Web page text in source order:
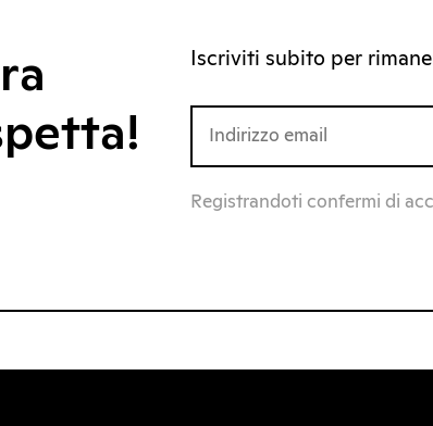
Iscriviti subito per
Registrandoti confermi di